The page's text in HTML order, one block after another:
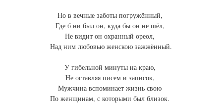
Но в вечные заботы погружённый,
Где б ни был он, куда бы он не шёл,
Не видит он охранный ореол,
Над ним любовью женскою зажжённый.
У гибельной минуты на краю,
Не оставляя писем и записок,
Мужчина вспоминает жизнь свою
По женщинам, с которыми был близок.